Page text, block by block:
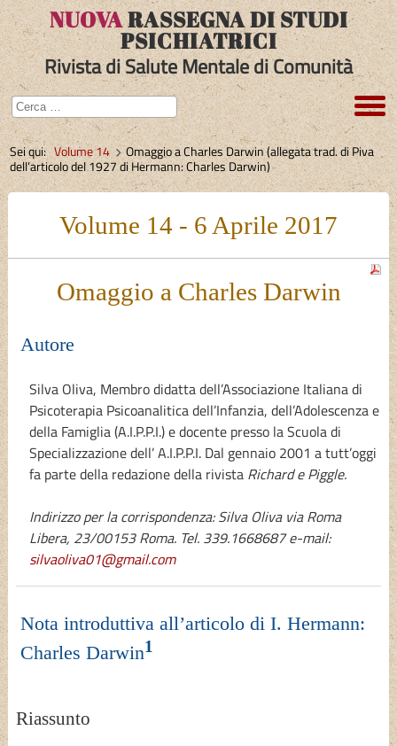
NUOVARASSEGNA DI STUDI
PSICHIATRICI
Rivista di Salute Mentale di Comunità
Sei qui:Volume 14
Omaggio a Charles Darwin (allegata trad. di Piva
dell’articolo del 1927 di Hermann: Charles Darwin)
Volume 14 - 6 Aprile 2017
Omaggio a Charles Darwin
Autore
Silva Oliva, Membro didatta dell’Associazione Italiana di
Psicoterapia Psicoanalitica dell’Infanzia, dell’Adolescenza e
della Famiglia (A.I.P.P.I.) e docente presso la Scuola di
Specializzazione dell’ A.I.P.P.I. Dal gennaio 2001 a tutt’oggi
fa parte della redazione della rivista Richard e Piggle.
Indirizzo per la corrispondenza: Silva Oliva via Roma
Libera, 23/00153 Roma. Tel. 339.1668687 e-mail:
silvaoliva01@gmail.com
Nota introduttiva all’articolo di I. Hermann:
Charles Darwin1
Riassunto